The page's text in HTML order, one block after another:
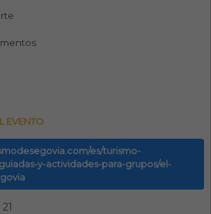
EVENTO
es/turismo-
y-actividades-para-grupos/el-